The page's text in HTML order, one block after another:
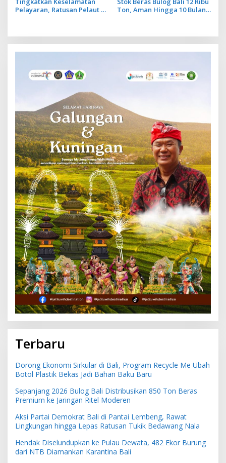
Pelayaran, Ratusan Pelaut di
Ton, Aman Hingga 10 Bulan
Terbaru
Dorong Ekonomi Sirkular di Bali, Program Recycle Me Ubah
Botol Plastik Bekas Jadi Bahan Baku Baru
Sepanjang 2026 Bulog Bali Distribusikan 850 Ton Beras
Premium ke Jaringan Ritel Moderen
Aksi Partai Demokrat Bali di Pantai Lembeng, Rawat
Lingkungan hingga Lepas Ratusan Tukik Bedawang Nala
Hendak Diselundupkan ke Pulau Dewata, 482 Ekor Burung
dari NTB Diamankan Karantina Bali